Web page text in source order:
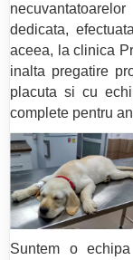
dedicata,
aceea, la clinica
inalta pregatire
placuta si cu
complete pentru
Suntem o